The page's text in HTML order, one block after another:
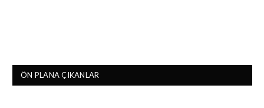
ÖN PLANA ÇIKANLAR